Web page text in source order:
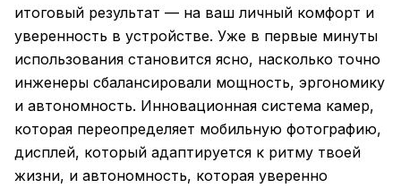
итоговый результат — на ваш личный комфорт и
уверенность в устройстве. Уже в первые минуты
использования становится ясно, насколько точно
инженеры сбалансировали мощность, эргономику
и автономность. Инновационная система камер,
которая переопределяет мобильную фотографию,
дисплей, который адаптируется к ритму твоей
жизни, и автономность, которая уверенно